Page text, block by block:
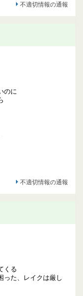
不適切情報の通報
のに
不適切情報の通報
くる
った、レイクは厳し